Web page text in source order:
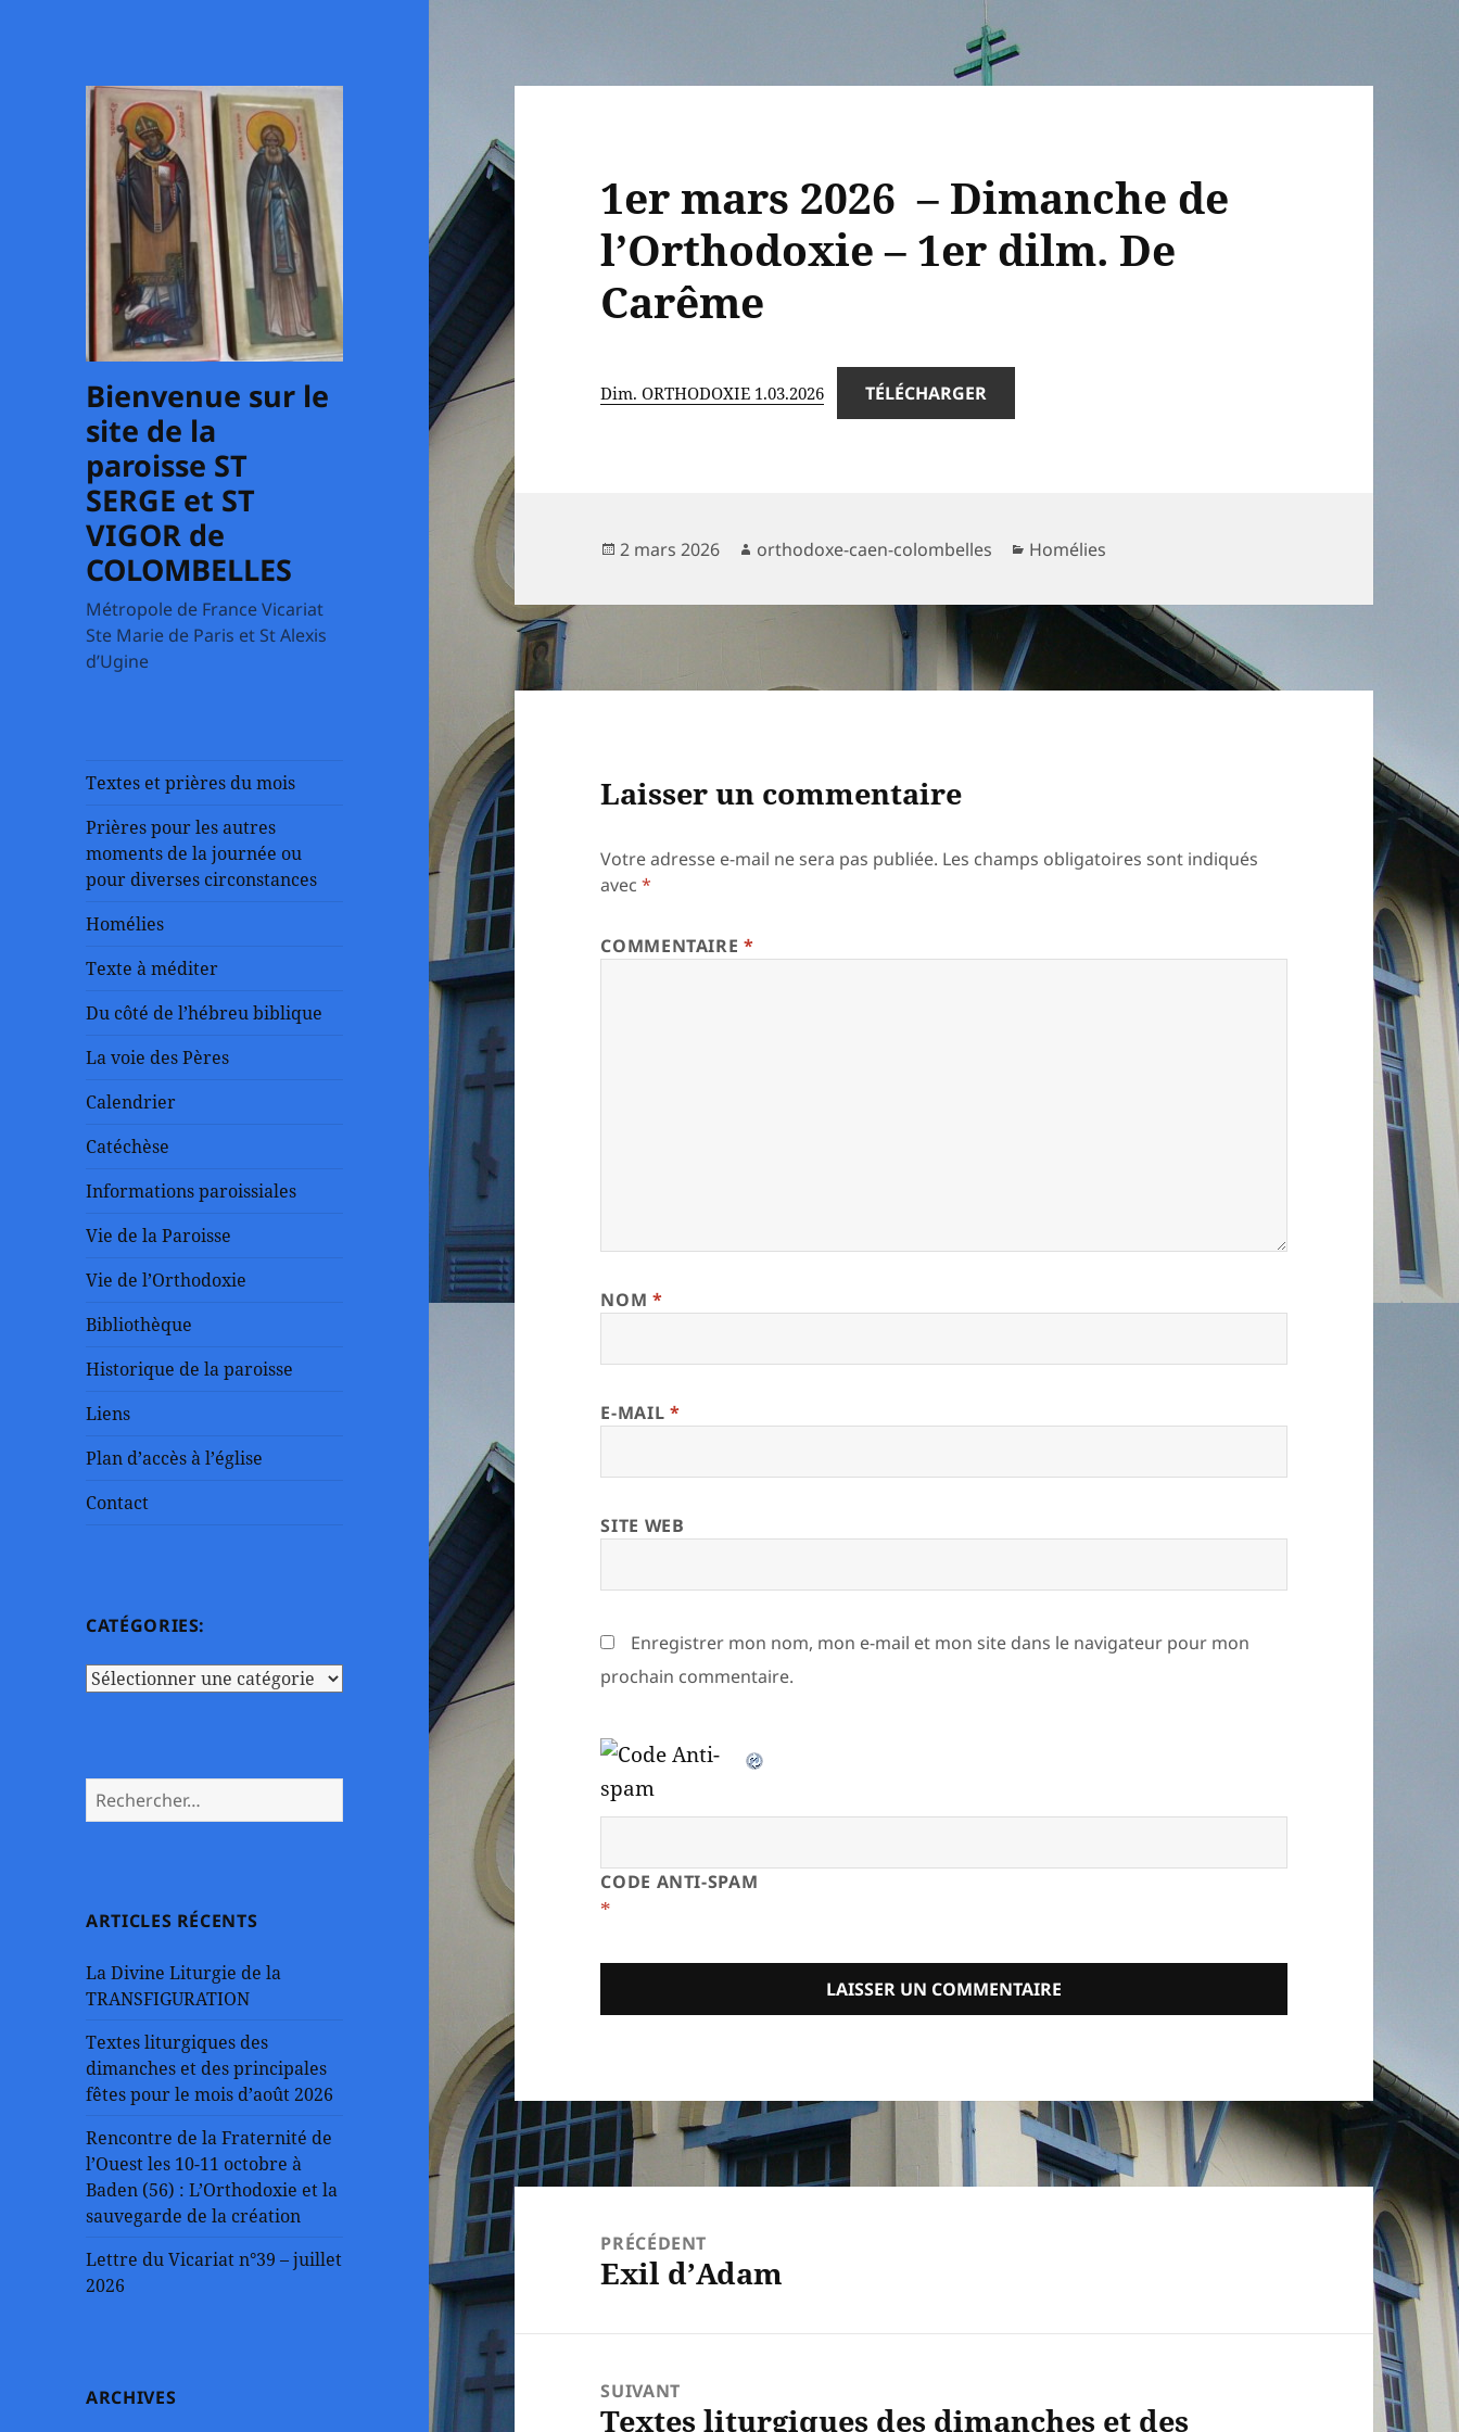
Bienvenue sur le
site de la
paroisse ST
SERGE et ST
VIGOR de
COLOMBELLES
Métropole de France Vicariat
Ste Marie de Paris et St Alexis
d’Ugine
Textes et prières du mois
Prières pour les autres
moments de la journée ou
pour diverses circonstances
Homélies
Texte à méditer
Du côté de l’hébreu biblique
La voie des Pères
Calendrier
Catéchèse
Informations paroissiales
Vie de la Paroisse
Vie de l’Orthodoxie
Bibliothèque
Historique de la paroisse
Liens
Plan d’accès à l’église
Contact
CATÉGORIES:
Catégories:
Rechercher :
ARTICLES RÉCENTS
La Divine Liturgie de la
TRANSFIGURATION
Textes liturgiques des
dimanches et des principales
fêtes pour le mois d’août 2026
Rencontre de la Fraternité de
l’Ouest les 10-11 octobre à
Baden (56) : L’Orthodoxie et la
sauvegarde de la création
Lettre du Vicariat n°39 – juillet
2026
ARCHIVES
1er mars 2026 – Dimanche de
l’Orthodoxie – 1er dilm. De
Carême
Dim. ORTHODOXIE 1.03.2026 TÉLÉCHARGER
Publié
2 mars 2026 Auteur
orthodoxe-caen-colombelles Catégories
Homélies
Laisser un commentaire
Votre adresse e-mail ne sera pas publiée. Les champs obligatoires sont indiqués
avec*
COMMENTAIRE*
NOM *
E-MAIL *
SITE WEB
Enregistrer mon nom, mon e-mail et mon site dans le navigateur pour mon
prochain commentaire.
CODE ANTI-SPAM
*
de
l’article
PRÉCÉDENT
Article
Exil d’Adam
SUIVANT
Article
Textes liturgiques des dimanches et des